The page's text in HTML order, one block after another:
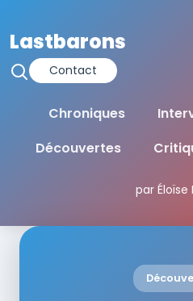
Lastbarons
Contact
Chroniques
Découvertes
par Éloïse